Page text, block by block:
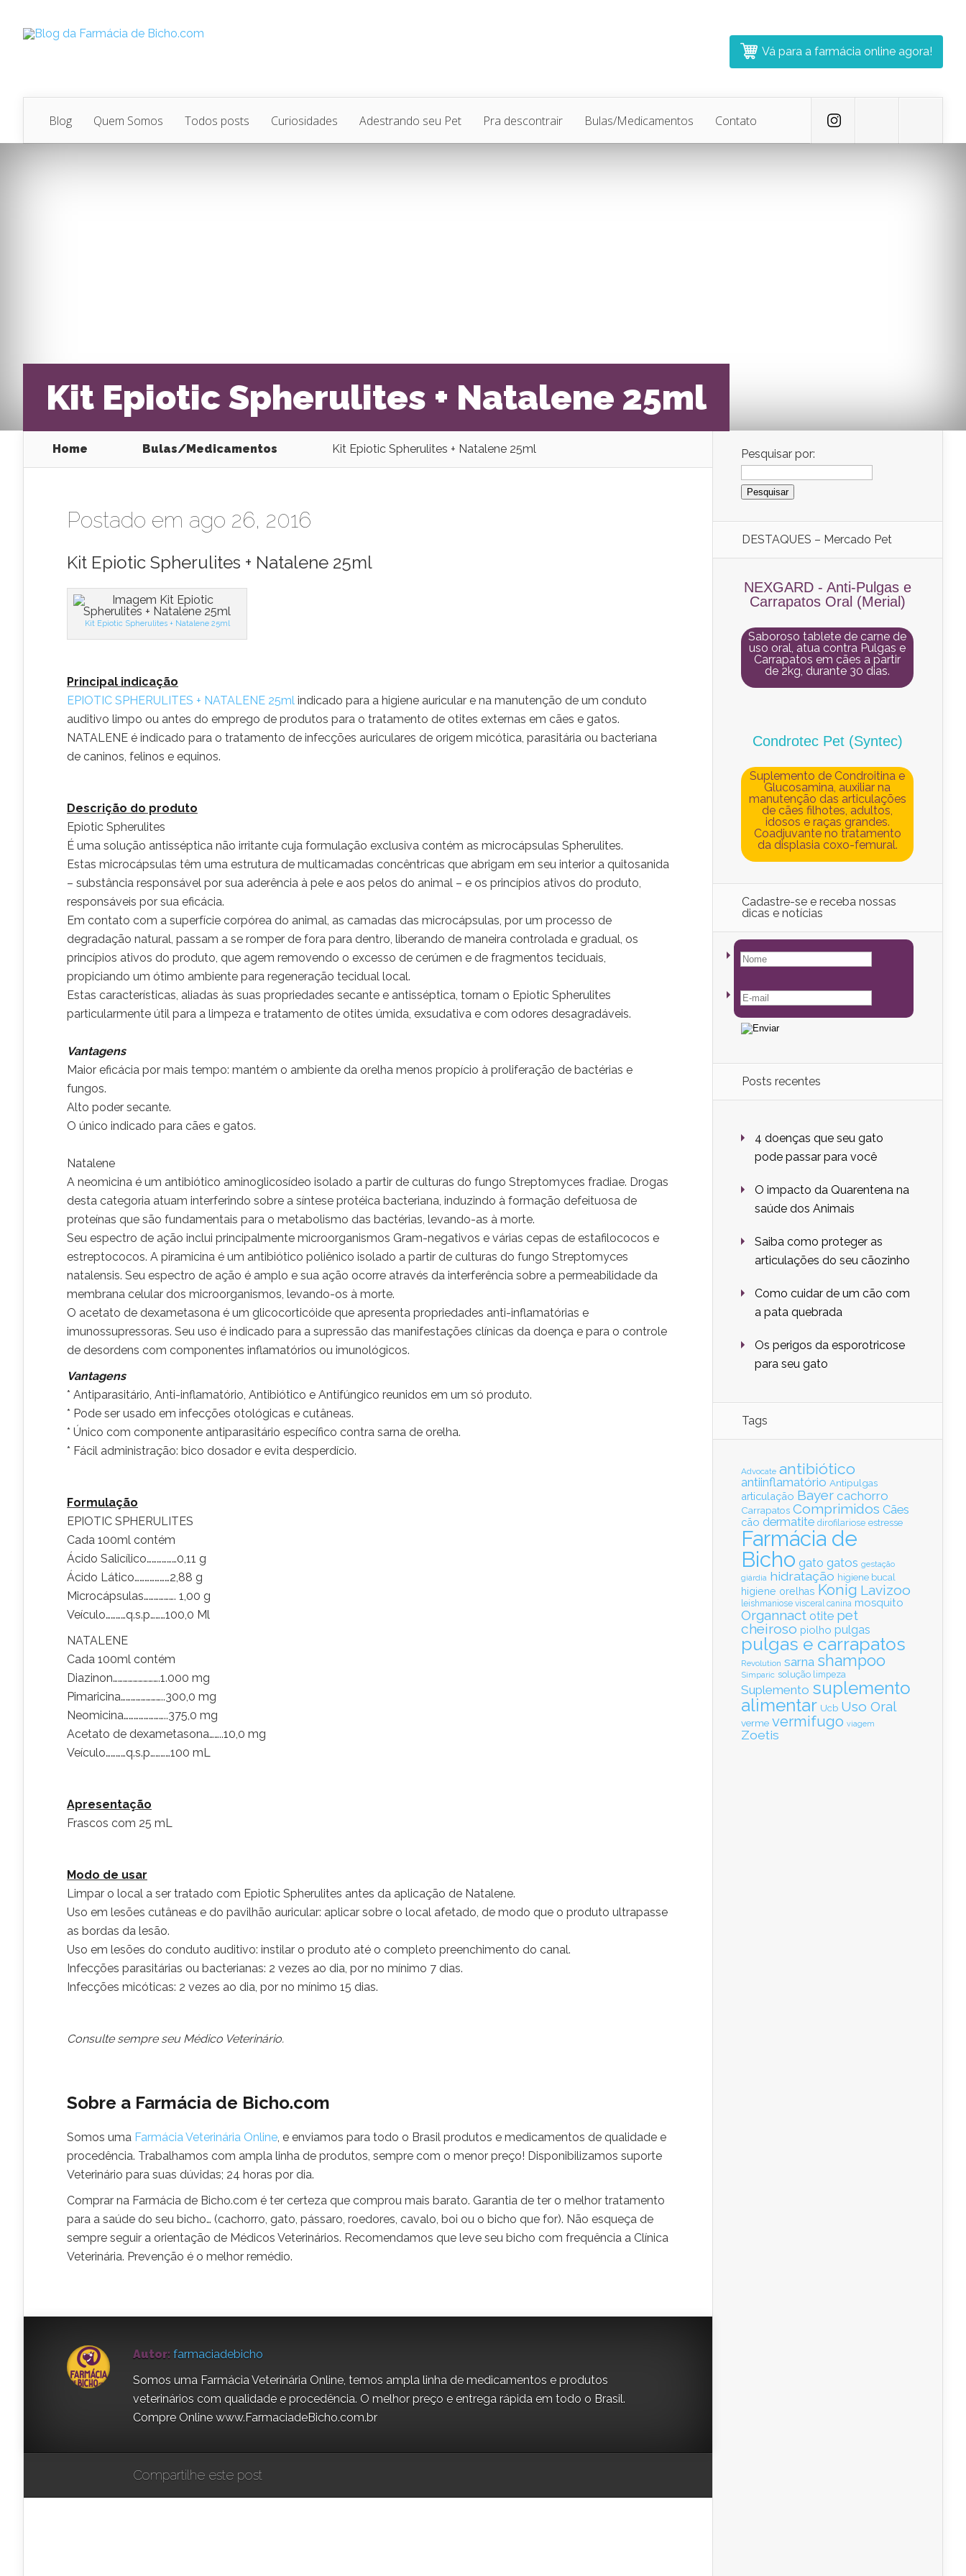
Vá para a farmácia online agora!
Blog Quem Somos Todos posts Curiosidades Adestrando seu Pet Pra descontrair Bulas/Medicamentos Contato
Kit Epiotic Spherulites + Natalene 25ml
Home Bulas/Medicamentos Kit Epiotic Spherulites + Natalene 25ml
Postado em ago 26, 2016
Kit Epiotic Spherulites + Natalene 25ml
Kit Epiotic Spherulites + Natalene 25ml
Principal indicação
EPIOTIC SPHERULITES + NATALENE 25ml indicado para a higiene auricular e na manutenção de um conduto
auditivo limpo ou antes do emprego de produtos para o tratamento de otites externas em cães e gatos.
NATALENE é indicado para o tratamento de infecções auriculares de origem micótica, parasitária ou bacteriana
de caninos, felinos e equinos.
Descrição do produto
Epiotic Spherulites
É uma solução antisséptica não irritante cuja formulação exclusiva contém as microcápsulas Spherulites.
Estas microcápsulas têm uma estrutura de multicamadas concêntricas que abrigam em seu interior a quitosanida
– substância responsável por sua aderência à pele e aos pelos do animal – e os princípios ativos do produto,
responsáveis por sua eficácia.
Em contato com a superfície corpórea do animal, as camadas das microcápsulas, por um processo de
degradação natural, passam a se romper de fora para dentro, liberando de maneira controlada e gradual, os
princípios ativos do produto, que agem removendo o excesso de cerúmen e de fragmentos teciduais,
propiciando um ótimo ambiente para regeneração tecidual local.
Estas características, aliadas às suas propriedades secante e antisséptica, tornam o Epiotic Spherulites
particularmente útil para a limpeza e tratamento de otites úmida, exsudativa e com odores desagradáveis.
Vantagens
Maior eficácia por mais tempo: mantém o ambiente da orelha menos propício à proliferação de bactérias e
fungos.
Alto poder secante.
O único indicado para cães e gatos.
Natalene
A neomicina é um antibiótico aminoglicosídeo isolado a partir de culturas do fungo Streptomyces fradiae. Drogas
desta categoria atuam interferindo sobre a síntese protéica bacteriana, induzindo à formação defeituosa de
proteínas que são fundamentais para o metabolismo das bactérias, levando-as à morte.
Seu espectro de ação inclui principalmente microorganismos Gram-negativos e várias cepas de estafilococos e
estreptococos. A piramicina é um antibiótico poliênico isolado a partir de culturas do fungo Streptomyces
natalensis. Seu espectro de ação é amplo e sua ação ocorre através da interferência sobre a permeabilidade da
membrana celular dos microorganismos, levando-os à morte.
O acetato de dexametasona é um glicocorticóide que apresenta propriedades anti-inflamatórias e
imunossupressoras. Seu uso é indicado para a supressão das manifestações clínicas da doença e para o controle
de desordens com componentes inflamatórios ou imunológicos.
Vantagens
* Antiparasitário, Anti-inflamatório, Antibiótico e Antifúngico reunidos em um só produto.
* Pode ser usado em infecções otológicas e cutâneas.
* Único com componente antiparasitário específico contra sarna de orelha.
* Fácil administração: bico dosador e evita desperdício.
Formulação
EPIOTIC SPHERULITES
Cada 100ml contém
Ácido Salicílico………………0,11 g
Ácido Lático…………………2,88 g
Microcápsulas………………. 1,00 g
Veículo…………q.s.p………100,0 Ml
NATALENE
Cada 100ml contém
Diazinon……………………….1.000 mg
Pimaricina……………………..300,0 mg
Neomicina……………………..375,0 mg
Acetato de dexametasona……..10,0 mg
Veículo…………q.s.p…………100 mL
Apresentação
Frascos com 25 mL
Modo de usar
Limpar o local a ser tratado com Epiotic Spherulites antes da aplicação de Natalene.
Uso em lesões cutâneas e do pavilhão auricular: aplicar sobre o local afetado, de modo que o produto ultrapasse
as bordas da lesão.
Uso em lesões do conduto auditivo: instilar o produto até o completo preenchimento do canal.
Infecções parasitárias ou bacterianas: 2 vezes ao dia, por no mínimo 7 dias.
Infecções micóticas: 2 vezes ao dia, por no mínimo 15 dias.
Consulte sempre seu Médico Veterinário.
Sobre a Farmácia de Bicho.com
Somos uma Farmácia Veterinária Online, e enviamos para todo o Brasil produtos e medicamentos de qualidade e
procedência. Trabalhamos com ampla linha de produtos, sempre com o menor preço! Disponibilizamos suporte
Veterinário para suas dúvidas; 24 horas por dia.
Comprar na Farmácia de Bicho.com é ter certeza que comprou mais barato. Garantia de ter o melhor tratamento
para a saúde do seu bicho… (cachorro, gato, pássaro, roedores, cavalo, boi ou o bicho que for). Não esqueça de
sempre seguir a orientação de Médicos Veterinários. Recomendamos que leve seu bicho com frequência a Clínica
Veterinária. Prevenção é o melhor remédio.
Autor: farmaciadebicho
Somos uma Farmácia Veterinária Online, temos ampla linha de medicamentos e produtos
veterinários com qualidade e procedência. O melhor preço e entrega rápida em todo o Brasil.
Compre Online www.FarmaciadeBicho.com.br
Compartilhe este post
Pesquisar por:
DESTAQUES – Mercado Pet
NEXGARD - Anti-Pulgas e
Carrapatos Oral (Merial)
Saboroso tablete de carne de
uso oral, atua contra Pulgas e
Carrapatos em cães a partir
de 2kg, durante 30 dias.
Condrotec Pet (Syntec)
Suplemento de Condroitina e
Glucosamina, auxiliar na
manutenção das articulações
de cães filhotes, adultos,
idosos e raças grandes.
Coadjuvante no tratamento
da displasia coxo-femural.
Cadastre-se e receba nossas
dicas e notícias
Posts recentes
4 doenças que seu gato
pode passar para você
O impacto da Quarentena na
saúde dos Animais
Saiba como proteger as
articulações do seu cãozinho
Como cuidar de um cão com
a pata quebrada
Os perigos da esporotricose
para seu gato
Tags
Advocate antibiótico
antiinflamatório Antipulgas
articulação Bayer cachorro
Carrapatos Comprimidos Cães
cão dermatite dirofilariose estresse
Farmácia de
Bicho gato gatos gestação
giárdia hidratação higiene bucal
higiene orelhas Konig Lavizoo
leishmaniose visceral canina mosquito
Organnact otite pet
cheiroso piolho pulgas
pulgas e carrapatos
Revolution sarna shampoo
Simparic solução limpeza
Suplemento suplemento
alimentar Ucb Uso Oral
verme vermifugo viagem
Zoetis